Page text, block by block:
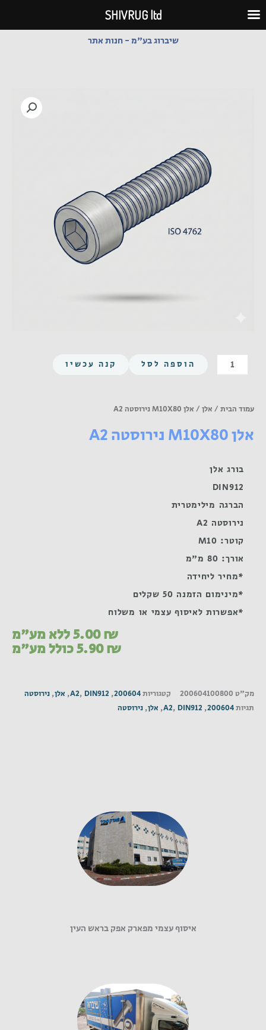
לתוכן
שיברוג בע"מ - חנות אתר
כמות
של
M10X80
A2
הוספה לסל קנה עכשיו
עמוד הבית / אלן / אלן M10X80 נירוסטה A2
אלן M10X80 נירוסטה A2
בורג אלן
DIN912
הברגה מילימטרית
נירוסטה A2
קוטר: M10
אורך: 80 מ"מ
*מחיר ליחידה
*מינימום הזמנה 50 שקלים
*אפשרות לאיסוף עצמי או משלוח
5.00₪ ללא מע"מ
5.90₪ כולל מע"מ
מק"ט 200604100800 קטגוריות200604
,
A2, DIN912
, אלן, נירוסטה
תגיות200604
,
A2, DIN912
, אלן, נירוסטה
איסוף עצמי מפארק אפק בראש העין
SHIVRUG ltd